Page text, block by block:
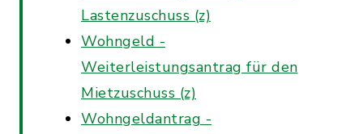
Lastenzuschuss (z)
Wohngeld -
Weiterleistungsantrag für den
Mietzuschuss (z)
Wohngeldantrag -